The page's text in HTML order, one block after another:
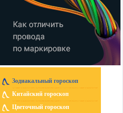
Зодиакальный гороскоп
Китайский гороскоп
Цветочный гороскоп